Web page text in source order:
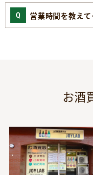
営業時間を教え
お酒